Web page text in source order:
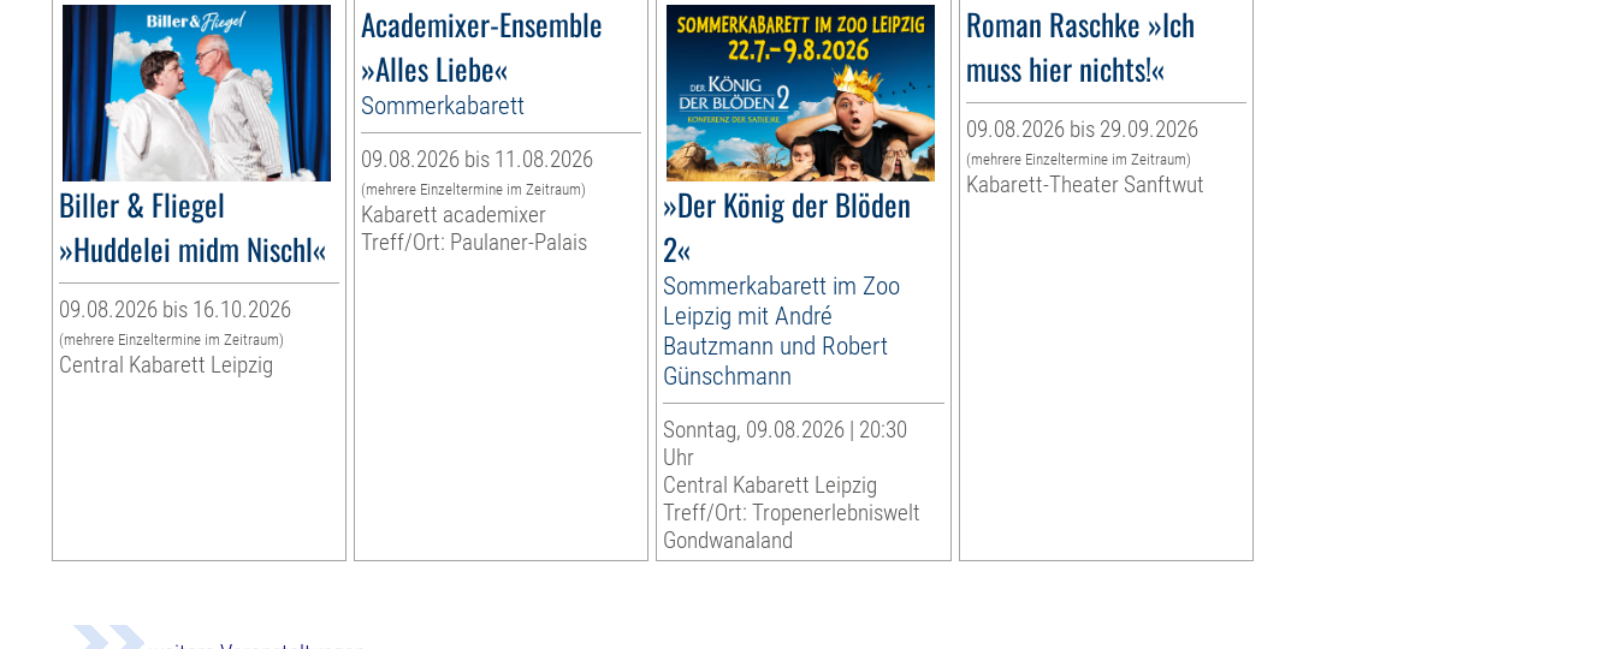
Biller & Fliegel
»Huddelei midm Nischl«
09.08.2026 bis 16.10.2026
(mehrere Einzeltermine im Zeitraum)
Central Kabarett Leipzig
Academixer-Ensemble
»Alles Liebe«
Sommerkabarett
09.08.2026 bis 11.08.2026
(mehrere Einzeltermine im Zeitraum)
Kabarett academixer
Treff/Ort: Paulaner-Palais
»Der König der Blöden
2«
Sommerkabarett im Zoo
Leipzig mit André
Bautzmann und Robert
Günschmann
Sonntag, 09.08.2026 | 20:30
Uhr
Central Kabarett Leipzig
Treff/Ort: Tropenerlebniswelt
Gondwanaland
Roman Raschke »Ich
muss hier nichts!«
09.08.2026 bis 29.09.2026
(mehrere Einzeltermine im Zeitraum)
Kabarett-Theater Sanftwut